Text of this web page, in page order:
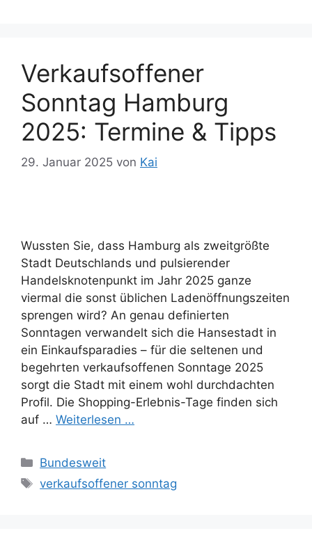
Verkaufsoffener
Sonntag Hamburg
2025: Termine & Tipps
29. Januar 2025 von Kai
Wussten Sie, dass Hamburg als zweitgrößte
Stadt Deutschlands und pulsierender
Handelsknotenpunkt im Jahr 2025 ganze
viermal die sonst üblichen Ladenöffnungszeiten
sprengen wird? An genau definierten
Sonntagen verwandelt sich die Hansestadt in
ein Einkaufsparadies – für die seltenen und
begehrten verkaufsoffenen Sonntage 2025
sorgt die Stadt mit einem wohl durchdachten
Profil. Die Shopping-Erlebnis-Tage finden sich
auf … Weiterlesen …
Kategorien
Bundesweit
Schlagwörter
verkaufsoffener sonntag